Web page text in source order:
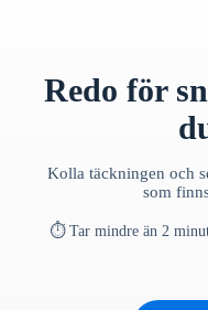
Redo för
Kolla täckningen och
som
⏱ Tar mindre än 2